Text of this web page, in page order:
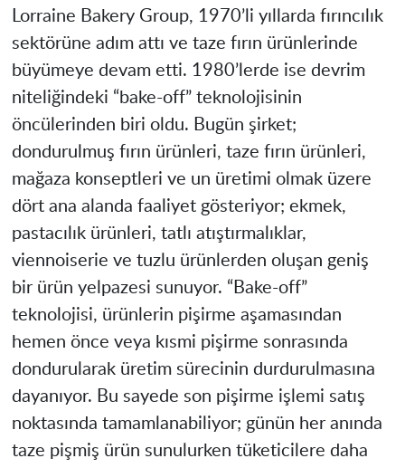
Lorraine Bakery Group, 1970’li yıllarda fırıncılık
sektörüne adım attı ve taze fırın ürünlerinde
büyümeye devam etti. 1980’lerde ise devrim
niteliğindeki “bake-off” teknolojisinin
öncülerinden biri oldu. Bugün şirket;
dondurulmuş fırın ürünleri, taze fırın ürünleri,
mağaza konseptleri ve un üretimi olmak üzere
dört ana alanda faaliyet gösteriyor; ekmek,
pastacılık ürünleri, tatlı atıştırmalıklar,
viennoiserie ve tuzlu ürünlerden oluşan geniş
bir ürün yelpazesi sunuyor. “Bake-off”
teknolojisi, ürünlerin pişirme aşamasından
hemen önce veya kısmi pişirme sonrasında
dondurularak üretim sürecinin durdurulmasına
dayanıyor. Bu sayede son pişirme işlemi satış
noktasında tamamlanabiliyor; günün her anında
taze pişmiş ürün sunulurken tüketicilere daha